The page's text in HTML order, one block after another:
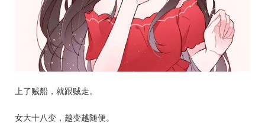
上了贼船，就跟贼走。
女大十八变，越变越随便。